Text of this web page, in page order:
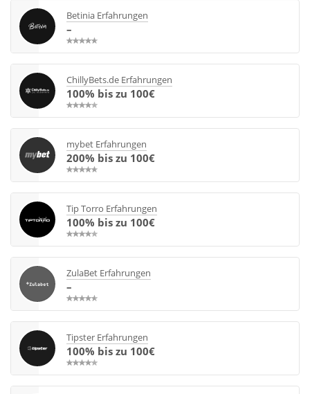
Betinia Erfahrungen
–
ChillyBets.de Erfahrungen
100% bis zu 100€
mybet Erfahrungen
200% bis zu 100€
Tip Torro Erfahrungen
100% bis zu 100€
ZulaBet Erfahrungen
–
Tipster Erfahrungen
100% bis zu 100€